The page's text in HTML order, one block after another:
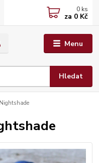
Menu
Hledat
0 ks
za 0 Kč